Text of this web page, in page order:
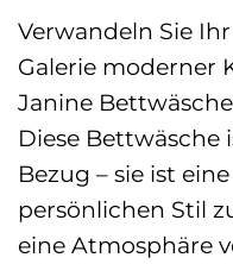
Verwandeln Sie
Galerie moderner
Janine
Diese Bettwäsche
Bezug – sie ist
persönlichen Stil
eine Atmosphäre